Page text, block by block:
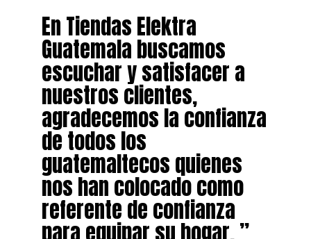
En Tiendas Elektra
Guatemala buscamos
escuchar y satisfacer a
nuestros clientes,
agradecemos la confianza
de todos los
guatemaltecos quienes
nos han colocado como
referente de confianza